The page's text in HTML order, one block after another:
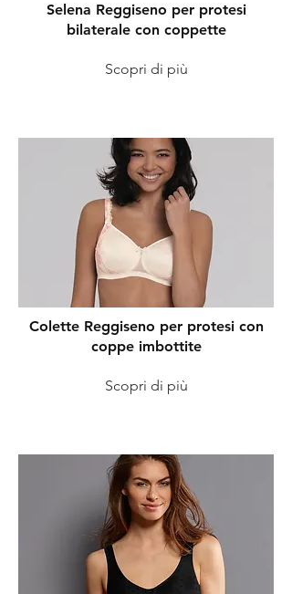
Selena Reggiseno per protesi
bilaterale con coppette
Scopri di più
Colette Reggiseno per protesi con
coppe imbottite
Scopri di più